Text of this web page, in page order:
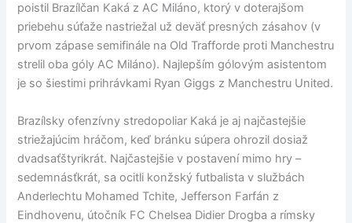
poistil Brazílčan Kaká z AC Miláno, ktorý v doterajšom
priebehu súťaže nastriežal už deväť presných zásahov (v
prvom zápase semifinále na Old Trafforde proti Manchestru
strelil oba góly AC Miláno). Najlepším gólovým asistentom
je so šiestimi prihrávkami Ryan Giggs z Manchestru United.
Brazílsky ofenzívny stredopoliar Kaká je aj najčastejšie
striežajúcim hráčom, keď bránku súpera ohrozil dosiaž
dvadsaťštyrikrát. Najčastejšie v postavení mimo hry –
sedemnásťkrát, sa ocitli konžský futbalista v službách
Anderlechtu Mohamed Tchite, Jefferson Farfán z
Eindhovenu, útočník FC Chelsea Didier Drogba a rímsky